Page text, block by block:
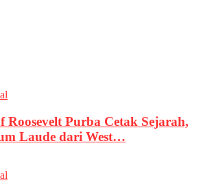
Roosevelt Purba Cetak Sejarah,
Laude dari West…